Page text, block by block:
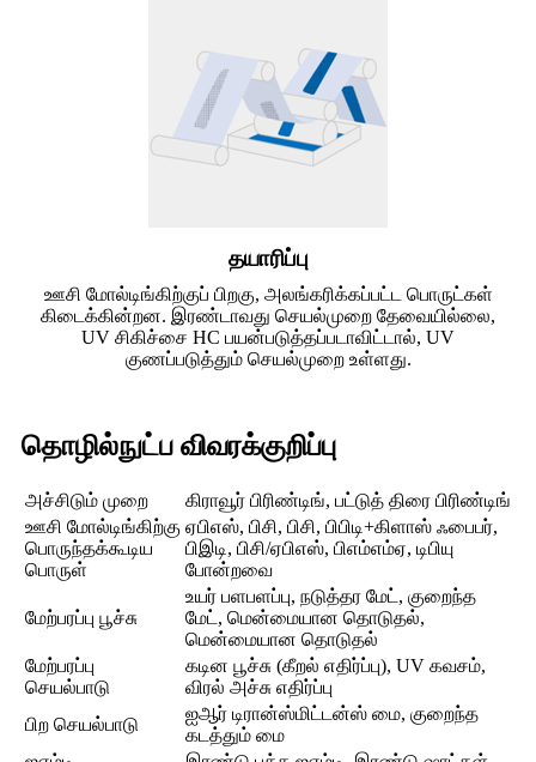
தயாரிப்பு
ஊசி மோல்டிங்கிற்குப் பிறகு, அலங்கரிக்கப்பட்ட பொருட்கள்
கிடைக்கின்றன. இரண்டாவது செயல்முறை தேவையில்லை,
UV சிகிச்சை HC பயன்படுத்தப்படாவிட்டால், UV
குணப்படுத்தும் செயல்முறை உள்ளது.
தொழில்நுட்ப விவரக்குறிப்பு
அச்சிடும் முறை
கிராவூர் பிரிண்டிங், பட்டுத் திரை பிரிண்டிங்
ஊசி மோல்டிங்கிற்கு
பொருந்தக்கூடிய
பொருள்
ஏபிஎஸ், பிசி, பிசி, பிபிடி+கிளாஸ் ஃபைபர்,
பிஇடி, பிசி/ஏபிஎஸ், பிஎம்எம்ஏ, டிபியு
போன்றவை
மேற்பரப்பு பூச்சு
உயர் பளபளப்பு, நடுத்தர மேட், குறைந்த
மேட், மென்மையான தொடுதல்,
மென்மையான தொடுதல்
மேற்பரப்பு
செயல்பாடு
கடின பூச்சு (கீறல் எதிர்ப்பு), UV கவசம்,
விரல் அச்சு எதிர்ப்பு
பிற செயல்பாடு
ஐஆர் டிரான்ஸ்மிட்டன்ஸ் மை, குறைந்த
கடத்தும் மை